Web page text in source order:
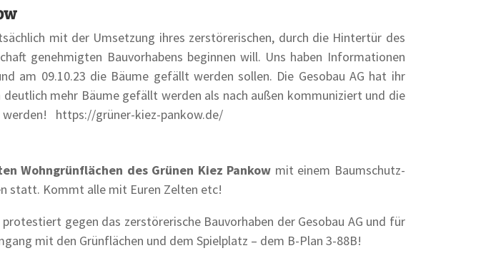
mit der Umsetzung ihres zerstörerischen, durch die Hintertür des
genehmigten Bauvorhabens beginnen will. Uns haben Informationen
am 09.10.23 die Bäume gefällt werden sollen. Die Gesobau AG hat ihr
mehr Bäume gefällt werden als nach außen kommuniziert und die
werden! https://grüner-kiez-pankow.de/
Wohngrünflächen des Grünen Kiez Pankow mit einem Baumschutz-
statt. Kommt alle mit Euren Zelten etc!
gegen das zerstörerische Bauvorhaben der Gesobau AG und für
mit den Grünflächen und dem Spielplatz – dem B-Plan 3-88B!